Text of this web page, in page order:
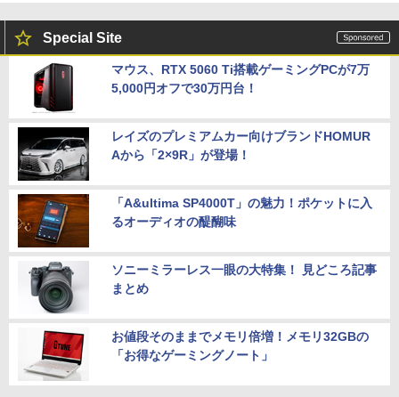
Special Site
マウス、RTX 5060 Ti搭載ゲーミングPCが7万
5,000円オフで30万円台！
レイズのプレミアムカー向けブランドHOMUR
Aから「2×9R」が登場！
「A&ultima SP4000T」の魅力！ポケットに入
るオーディオの醍醐味
ソニーミラーレス一眼の大特集！ 見どころ記事
まとめ
お値段そのままでメモリ倍増！メモリ32GBの
「お得なゲーミングノート」